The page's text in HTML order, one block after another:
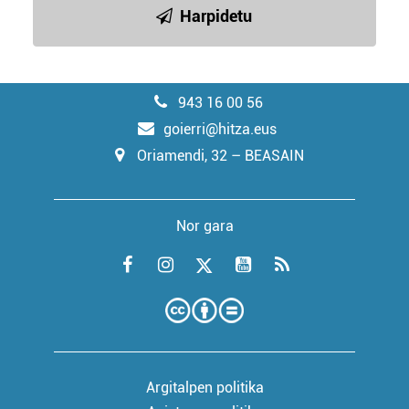
Harpidetu
943 16 00 56
goierri@hitza.eus
Oriamendi, 32 – BEASAIN
Nor gara
Argitalpen politika